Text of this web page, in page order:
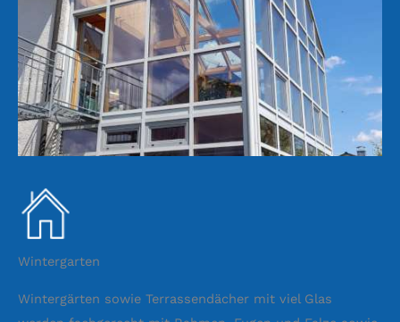
Wintergarten
Wintergärten sowie Terrassendächer mit viel Glas